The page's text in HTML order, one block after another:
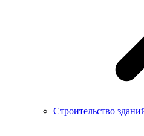
Строительство